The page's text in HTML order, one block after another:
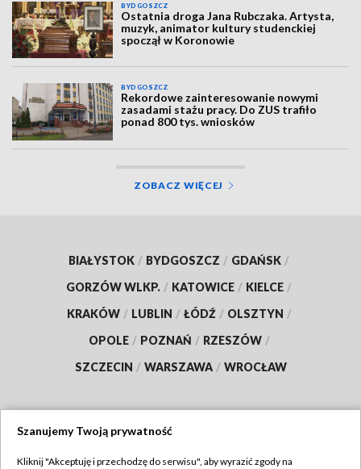
BYDGOSZCZ
Ostatnia droga Jana Rubczaka. Artysta,
muzyk, animator kultury studenckiej
spoczął w Koronowie
BYDGOSZCZ
Rekordowe zainteresowanie nowymi
zasadami stażu pracy. Do ZUS trafiło
ponad 800 tys. wniosków
ZOBACZ WIĘCEJ
BIAŁYSTOK / BYDGOSZCZ / GDAŃSK /
GORZÓW WLKP. / KATOWICE / KIELCE /
KRAKÓW / LUBLIN / ŁÓDŹ / OLSZTYN /
OPOLE / POZNAŃ / RZESZÓW /
SZCZECIN / WARSZAWA / WROCŁAW
Szanujemy Twoją prywatność
Kliknij "Akceptuję i przechodzę do serwisu", aby wyrazić zgody na